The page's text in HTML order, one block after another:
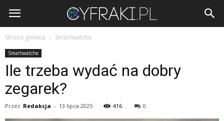
Cyfraki.pl
Strona główna Smartwatche
Smartwatche
Ile trzeba wydać na dobry
zegarek?
Przez Redakcja - 13 lipca 2025 416 0